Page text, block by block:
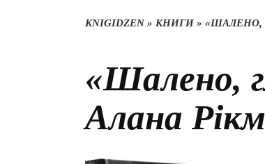
KNIGIDZEN» КНИГИ » «ШАЛЕНО,
«Шалено,
Алана